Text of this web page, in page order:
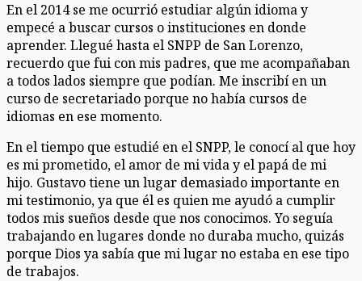
En el 2014 se me ocurrió estudiar algún idioma y
empecé a buscar cursos o instituciones en donde
aprender. Llegué hasta el SNPP de San Lorenzo,
recuerdo que fui con mis padres, que me acompañaban
a todos lados siempre que podían. Me inscribí en un
curso de secretariado porque no había cursos de
idiomas en ese momento.
En el tiempo que estudié en el SNPP, le conocí al que hoy
es mi prometido, el amor de mi vida y el papá de mi
hijo. Gustavo tiene un lugar demasiado importante en
mi testimonio, ya que él es quien me ayudó a cumplir
todos mis sueños desde que nos conocimos. Yo seguía
trabajando en lugares donde no duraba mucho, quizás
porque Dios ya sabía que mi lugar no estaba en ese tipo
de trabajos.